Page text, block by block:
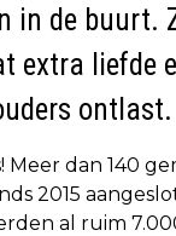
in de buurt.
extra liefde
ontlast.
Meer dan 140
2015
al ruim